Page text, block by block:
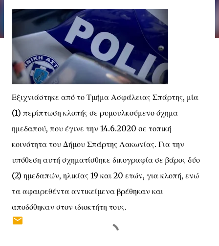
Εξιχνιάστηκε από το Τμήμα Ασφάλειας Σπάρτης, μία
(1) περίπτωση κλοπής σε ρυμουλκούμενο όχημα
ημεδαπού, που έγινε την 14.6.2020 σε τοπική
κοινότητα του Δήμου Σπάρτης Λακωνίας. Για την
υπόθεση αυτή σχηματίσθηκε δικογραφία σε βάρος δύο
(2) ημεδαπών, ηλικίας 19 και 20 ετών, για κλοπή, ενώ
τα αφαιρεθέντα αντικείμενα βρέθηκαν και
αποδόθηκαν στον ιδιοκτήτη τους.